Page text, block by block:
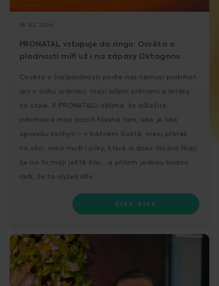
18. 02. 2026
PRONATAL vstupuje do ringu: Osvěta o
plodnosti míří už i na zápasy Oktagonu
Osvěta o (ne)plodnosti podle nás nemusí probíhat
jen v tichu ordinací, mezi bílými stěnami a letáky
na stole. V PRONATALU věříme, že důležité
informace mají zaznít hlavně tam, kde je lidé
opravdu zachytí – v běžném životě, mezi přáteli,
na ulici, mezi muži i páry, které si dnes možná říkají,
že na to mají ještě čas… a přitom jednou budou
rádi, že to slyšeli dřív.
ČÍST VÍCE